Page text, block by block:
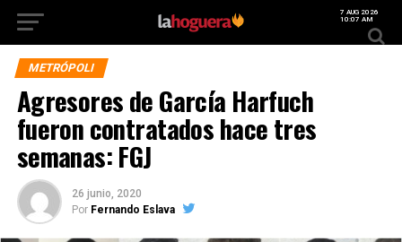
7 AUG 2026
10:07 AM
METRÓPOLI
Agresores de García Harfuch
fueron contratados hace tres
semanas: FGJ
26 junio, 2020
Por Fernando Eslava